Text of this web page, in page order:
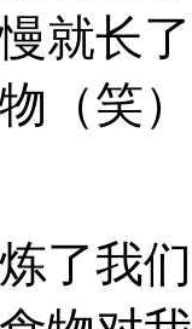
就长
（笑
我们